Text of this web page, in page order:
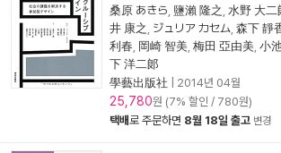
桑原 あきら 鹽瀨 隆之 水野 大二
井 康之 ジュリア カセム 森下 靜
利春 岡崎 智美 梅田 亞由美 小
下 洋二郞
學藝出版社
2014년 04월
25,780원 (7% 할인 / 780원)
택배로 주문하면 8월 18일 출고 변경